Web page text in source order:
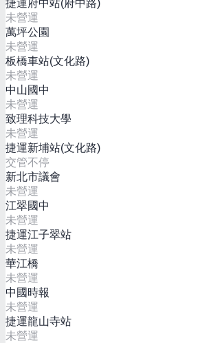
捷運府中站(府中路)
未營運
萬坪公園
未營運
板橋車站(文化路)
未營運
中山國中
未營運
致理科技大學
未營運
捷運新埔站(文化路)
交管不停
新北市議會
未營運
江翠國中
未營運
捷運江子翠站
未營運
華江橋
未營運
中國時報
未營運
捷運龍山寺站
未營運